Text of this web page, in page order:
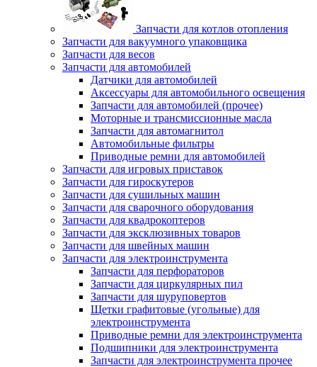
Запчасти для котлов отопления
Запчасти для вакуумного упаковщика
Запчасти для весов
Запчасти для автомобилей
Датчики для автомобилей
Аксессуары для автомобильного освещения
Запчасти для автомобилей (прочее)
Моторные и трансмиссионные масла
Запчасти для автомагнитол
Автомобильные фильтры
Приводные ремни для автомобилей
Запчасти для игровых приставок
Запчасти для гироскутеров
Запчасти для сушильных машин
Запчасти для сварочного оборудования
Запчасти для квадрокоптеров
Запчасти для эксклюзивных товаров
Запчасти для швейных машин
Запчасти для электроинструмента
Запчасти для перфораторов
Запчасти для циркулярных пил
Запчасти для шуруповертов
Щетки графитовые (угольные) для
электроинструмента
Приводные ремни для электроинструмента
Подшипники для электроинструмента
Запчасти для электроинструмента прочее